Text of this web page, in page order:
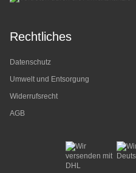
Rechtliches
Datenschutz
Umwelt und Entsorgung
Widerrufsrecht
AGB